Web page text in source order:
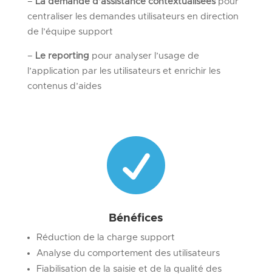
centraliser les demandes utilisateurs en direction
de l’équipe support
– Le reporting pour analyser l’usage de
l’application par les utilisateurs et enrichir les
contenus d’aides

Bénéfices
Réduction de la charge support
Analyse du comportement des utilisateurs
Fiabilisation de la saisie et de la qualité des